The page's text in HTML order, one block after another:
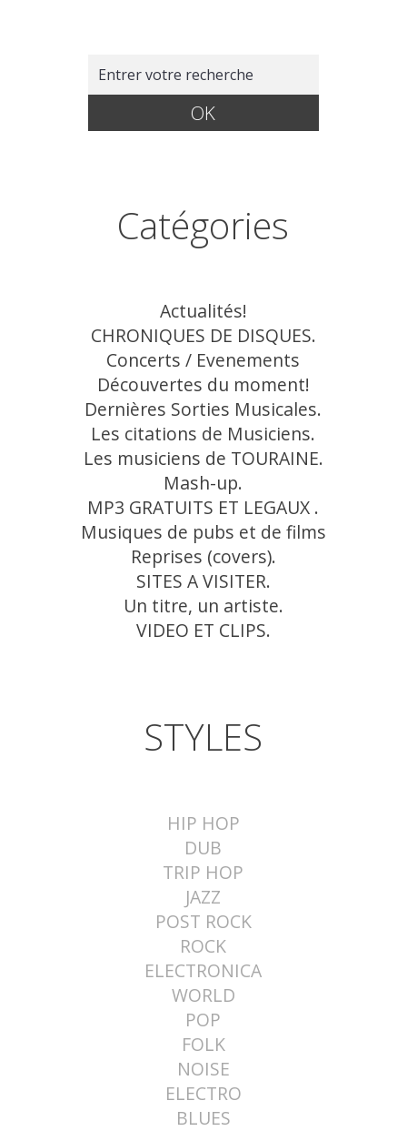
Catégories
Actualités!
CHRONIQUES DE DISQUES.
Concerts / Evenements
Découvertes du moment!
Dernières Sorties Musicales.
Les citations de Musiciens.
Les musiciens de TOURAINE.
Mash-up.
MP3 GRATUITS ET LEGAUX .
Musiques de pubs et de films
Reprises (covers).
SITES A VISITER.
Un titre, un artiste.
VIDEO ET CLIPS.
STYLES
HIP HOP
DUB
TRIP HOP
JAZZ
POST ROCK
ROCK
ELECTRONICA
WORLD
POP
FOLK
NOISE
ELECTRO
BLUES